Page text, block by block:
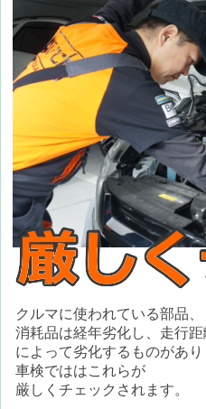
クルマに使われている部品、
消耗品は経年劣化し、走行距
によって劣化するものがあり
車検でははこれらが
厳しくチェックされます。